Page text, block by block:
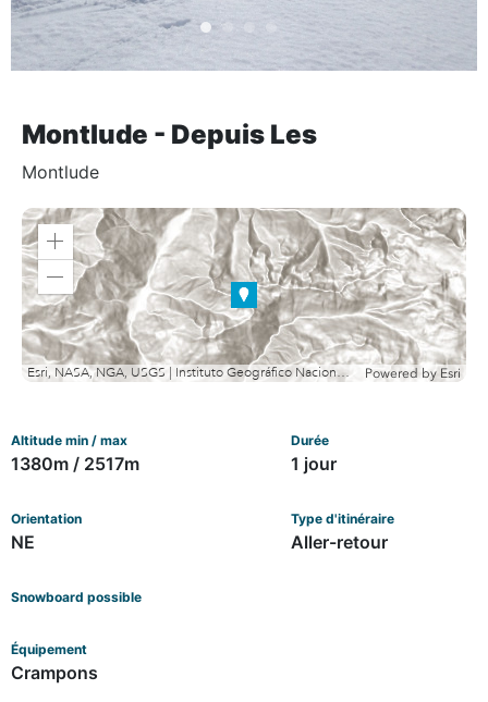
Montlude - Depuis Les
Montlude
Zoom
Zoom
out
Esri, NASA, NGA, USGS | Instituto Geográfico Nacional, Esri, TomTom, Garmin, METI/NASA, USGS Powered by Esri
Altitude min / max
1380m / 2517m
Durée
1 jour
Orientation
NE
Type d'itinéraire
Aller-retour
Snowboard possible
Équipement
Crampons